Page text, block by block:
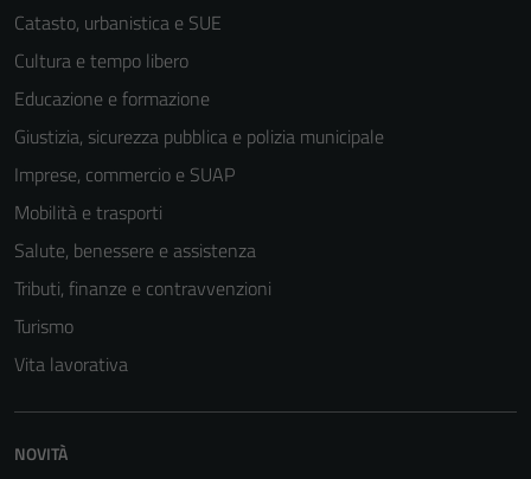
Catasto, urbanistica e SUE
Cultura e tempo libero
Educazione e formazione
Giustizia, sicurezza pubblica e polizia municipale
Imprese, commercio e SUAP
Mobilità e trasporti
Salute, benessere e assistenza
Tributi, finanze e contravvenzioni
Turismo
Vita lavorativa
NOVITÀ